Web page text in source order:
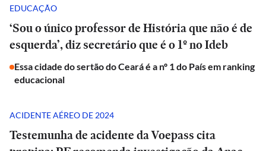
EDUCAÇÃO
‘Sou o único professor de História que não é de
esquerda’, diz secretário que é o 1º no Ideb
Essa cidade do sertão do Ceará é a nº 1 do País em ranking
educacional
ACIDENTE AÉREO DE 2024
Testemunha de acidente da Voepass cita